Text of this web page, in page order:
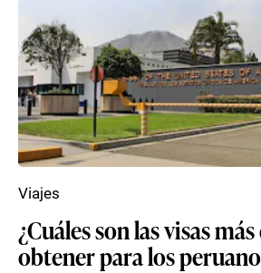
¿Cuáles son las visas
obtener para los
Viajes